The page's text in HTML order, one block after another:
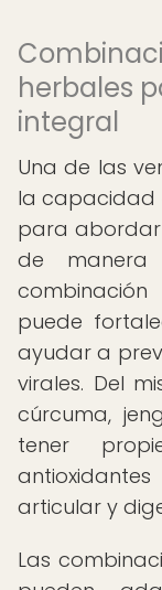
herbales
integral
Una de las
la capacidad
para abordar
de manera
puede
ayudar a
virales. Del
cúrcuma,
tener
articular y
Las